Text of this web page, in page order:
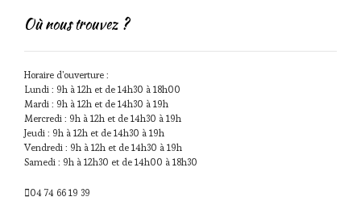
Où nous trouvez ?
Horaire d'ouverture :
Lundi : 9h à 12h et de 14h30 à 18h00
Mardi : 9h à 12h et de 14h30 à 19h
Mercredi : 9h à 12h et de 14h30 à 19h
Jeudi : 9h à 12h et de 14h30 à 19h
Vendredi : 9h à 12h et de 14h30 à 19h
Samedi : 9h à 12h30 et de 14h00 à 18h30
04 74 66 19 39